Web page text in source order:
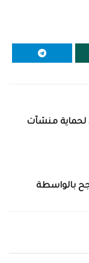
لحماية منشآت
بالواسطة